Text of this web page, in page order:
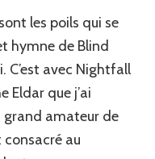
:
Blind
–
Eldar
les poils qui se
hymne de Blind
C’est avec Nightfall
Eldar que j’ai
grand amateur de
au